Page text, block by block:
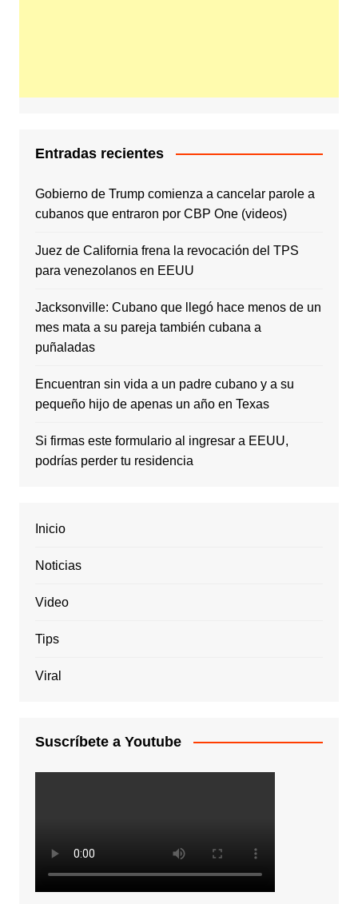
Entradas recientes
Gobierno de Trump comienza a cancelar parole a
cubanos que entraron por CBP One (videos)
Juez de California frena la revocación del TPS
para venezolanos en EEUU
Jacksonville: Cubano que llegó hace menos de un
mes mata a su pareja también cubana a
puñaladas
Encuentran sin vida a un padre cubano y a su
pequeño hijo de apenas un año en Texas
Si firmas este formulario al ingresar a EEUU,
podrías perder tu residencia
Inicio
Noticias
Video
Tips
Viral
Suscríbete a Youtube